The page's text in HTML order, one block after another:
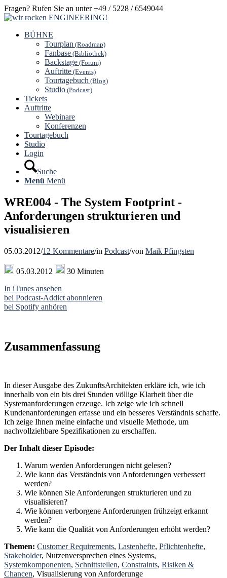
Fragen? Rufen Sie an unter +49 / 5228 / 6549044
BÜHNE
Tourplan (Roadmap)
Fanbase (Bibliothek)
Backstage (Forum)
Auftritte (Events)
Tourtagebuch (Blog)
Studio (Podcast)
Tickets
Auftritte
Webinare
Konferenzen
Tourtagebuch
Studio
Login
Suche
Menü Menü
WRE004 - The System Footprint -
Anforderungen strukturieren und
visualisieren
05.03.2012/12 Kommentare/in Podcast/von Maik Pfingsten
05.03.2012
30 Minuten
In iTunes ansehen
bei Podcast-Addict abonnieren
bei Spotify anhören
Zusammenfassung
In dieser Ausgabe des ZukunftsArchitekten erkläre ich, wie ich
innerhalb von ein bis drei Stunden völlige Klarheit über die
Systemanforderungen erzeuge. Ich zeige wie ich schnell
Kundenanforderungen erfasse und ein besseres Verständnis schaffe.
Ich zeige Ihnen meine einfache und visuelle Methode, um
nachvollziehbare Spezifikationen zu erschaffen.
Der Inhalt dieser Episode:
Warum werden Anforderungen nicht gelesen?
Wie kann das Verständnis von Anforderungen verbessert
werden?
Wie können Sie Anforderungen strukturieren und zu
visualisieren?
Wie können verborgene Anforderungen frühzeigt erkannt
werden?
Wie kann die Qualität von Anforderungen erhöht werden?
Themen: Customer Requirements, Lastenhefte, Pflichtenhefte,
Stakeholder, Nutzenversprechen eines Systems,
Systemkomponenten, Schnittstellen, Constraints, Risiken &
Chancen, Visualisierung von Anforderunge